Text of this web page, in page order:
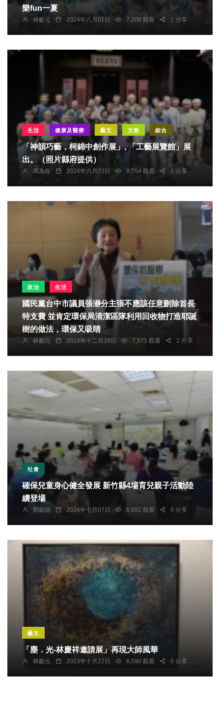
樂fun一夏
林獻元 2024年八月01日 7,208 觀看 1 分享
生活 健康及醫療 藝文 文教 綜合
「神韻巧藝，柯錦中創作展」, 「工藝展覽館」展
出。（照片縣府提供）
周為政 2024年六月23日 9,754 觀看 1 分享
政治 生活
國民黨台中市議員張瀞分主張不應該任意刪除首長
特支費 並肯定環保局清潔區隊利用回收物打造耶誕
樹的做法，環保又吸睛
林獻元 2024年十二月18日 7,575 觀看 1 分享
社會
確保兒童身心健全發展 新竹縣4場育兒親子活動陸
續登場
鄭銘德 2024年七月07日 6,892 觀看 0 分享
藝文
「塵．光-林慶祥邀請展」再現大師風華
林獻元 2023年十月22日 6,590 觀看 0 分享